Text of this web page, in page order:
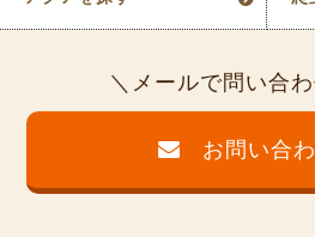
メールで問い合
お問い合